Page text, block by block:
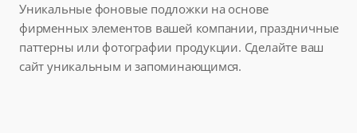
Уникальные фоновые подложки на основе
фирменных элементов вашей компании, праздничные
паттерны или фотографии продукции. Сделайте ваш
сайт уникальным и запоминающимся.